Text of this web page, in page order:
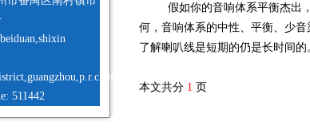
511442
假如你的音响体系平衡杰出，
何，音响体系的中性、平衡、少
了解喇叭线是短期的仍是长时间的
本文共分 1 页